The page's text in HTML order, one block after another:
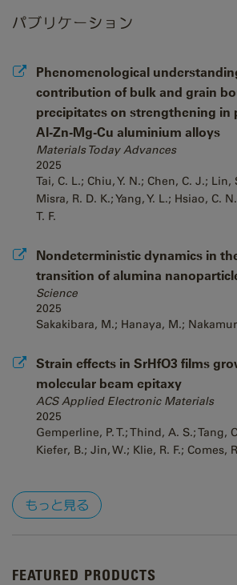
パブリケーション
Phenomenological
contribution of bulk and grain
precipitates on strengthening in
Al-Zn-Mg-Cu aluminium alloys
Materials Today Advances
2025
Tai, C. L.; Chiu, Y. N.; Chen, C. J.; Lin,
Misra, R. D. K.; Yang, Y. L.; Hsiao, C.
T. F.
Nondeterministic dynamics in
transition of alumina
Science
2025
Sakakibara, M.; Hanaya, M.;
Strain effects in SrHfO3 films
molecular beam epitaxy
ACS Applied Electronic Materials
2025
Gemperline, P. T.; Thind, A. S.; Tang,
Kiefer, B.; Jin, W.; Klie, R. F.; Comes,
もっと見る
FEATURED PRODUCTS